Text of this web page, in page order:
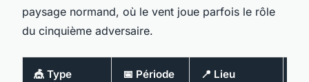
paysage normand, où le vent joue parfois le rôle
du cinquième adversaire.
🎪 Type
📅 Période
📍 Lieu